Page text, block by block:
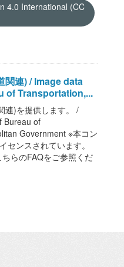
4.0 International (CC
関連) / Image data
of Transportation,...
連)を提供します。 /
Bureau of
Government ※本コン
センスされています。
らのFAQをご参照くだ